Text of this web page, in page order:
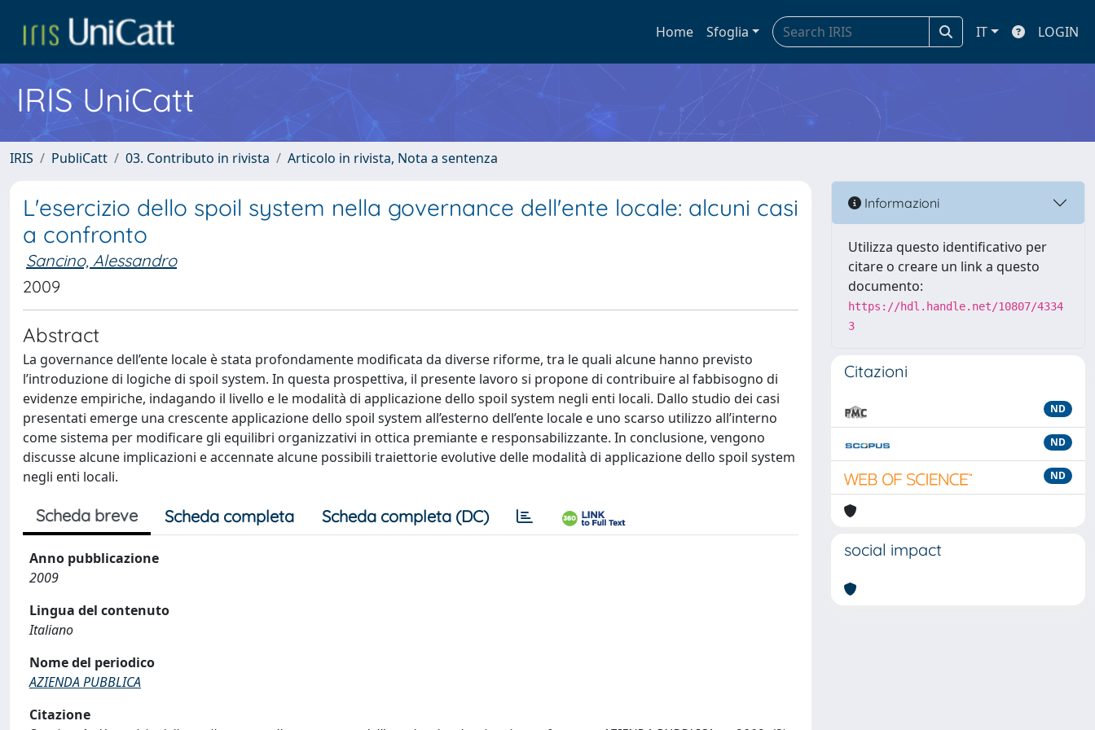
Home Sfoglia IT LOGIN
IRIS UniCatt
IRIS PubliCatt 03. Contributo in rivista Articolo in rivista, Nota a sentenza
L'esercizio dello spoil system nella governance dell'ente locale: alcuni casi
a confronto
Sancino, Alessandro
2009
Abstract
La governance dell’ente locale è stata profondamente modificata da diverse riforme, tra le quali alcune hanno previsto
l’introduzione di logiche di spoil system. In questa prospettiva, il presente lavoro si propone di contribuire al fabbisogno di
evidenze empiriche, indagando il livello e le modalità di applicazione dello spoil system negli enti locali. Dallo studio dei casi
presentati emerge una crescente applicazione dello spoil system all’esterno dell’ente locale e uno scarso utilizzo all’interno
come sistema per modificare gli equilibri organizzativi in ottica premiante e responsabilizzante. In conclusione, vengono
discusse alcune implicazioni e accennate alcune possibili traiettorie evolutive delle modalità di applicazione dello spoil system
negli enti locali.
Scheda breve Scheda completa Scheda completa (DC)
Anno pubblicazione
2009
Lingua del contenuto
Italiano
Nome del periodico
AZIENDA PUBBLICA
Citazione
Informazioni
Utilizza questo identificativo per
citare o creare un link a questo
documento:
https://hdl.handle.net/10807/4334
3
Citazioni
ND
ND
ND
social impact